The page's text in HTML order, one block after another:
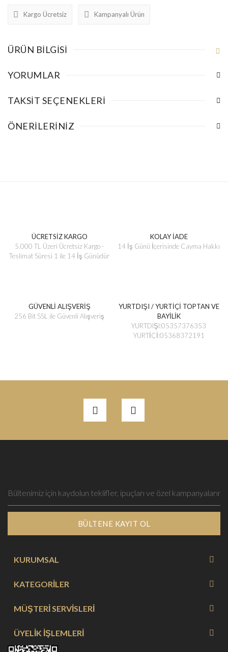
Kargo Ücretsiz Kampanyalı Ürün
ÜRÜN BILGISI
YORUMLAR
TAKSIT SEÇENEKLERI
ÖNERILERINIZ
ÜCRETSİZ KARGO
5.000 TL Üzeri Ücretsiz Kargo -
Teslimat Süresi 1 ile 14 İş Günüdür
KOLAY İADE
14 İş Günü İçerisinde Cayma Hakkı
GÜVENLİ ALIŞVERİŞ
256 Bit SSL ile Güvenli Alışveriş
YURTDIŞI / YURTİÇİ TOPTAN VE
BAYİLİK
YURTDIŞI:05357376353
YURTİÇİ:05368372191
BÜLTENE KAYIT OL
KURUMSAL
KATEGORİLER
MÜŞTERİ SERVİSLERİ
ÜYELİK İŞLEMLERİ